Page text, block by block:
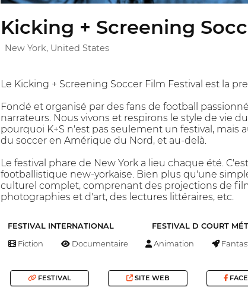
Kicking + Screening
New York, United States
Le Kicking + Screening Soccer Film Festival est la
Fondé et organisé par des fans de football
narrateurs. Nous vivons et respirons le style de vie
pourquoi K+S n'est pas seulement un festival,
du soccer en Amérique du Nord, et au-delà.
Le festival phare de New York a lieu chaque été.
footballistique new-yorkaise. Bien plus qu'une
culturel complet, comprenant des projections de
photographies et d'art, des lectures littéraires, etc.
FESTIVAL INTERNATIONAL FESTIVAL D COURT
Fiction Documentaire Animation
FESTIVAL SITE WEB